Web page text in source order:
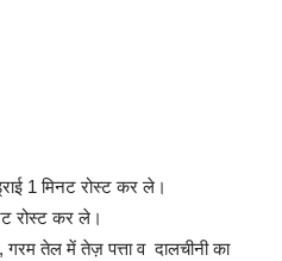
1 मिनट रोस्ट कर ले।
रोस्ट कर ले।
तेल में तेज़ पत्ता व दालचीनी का